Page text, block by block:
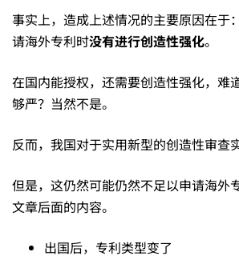
型
申
请
海
外
事实上，造成上述情况的主要原因在于
请海外专利时没有进行创造性强化。
在国内能授权，还需要创造性强化，难
够严？当然不是。
反而，我国对于实用新型的创造性审查
但是，这仍然可能仍然不足以申请海外
文章后面的内容。
出国后，专利类型变了